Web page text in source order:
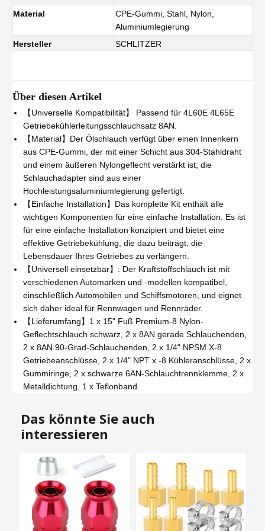
Material
CPE-Gummi, Stahl, Nylon,
Aluminiumlegierung
Hersteller
SCHLITZER
Über diesen Artikel
【Universelle Kompatibilität】 Passend für 4L60E 4L65E
Getriebekühlerleitungsschlauchsatz 8AN.
【Material】Der Ölschlauch verfügt über einen Innenkern
aus CPE-Gummi, der mit einer Schicht aus 304-Stahldraht
und einem äußeren Nylongeflecht verstärkt ist; die
Schlauchadapter sind aus einer
Hochleistungsaluminiumlegierung gefertigt.
【Einfache Installation】Das komplette Kit enthält alle
wichtigen Komponenten für eine einfache Installation. Es ist
für eine einfache Installation konzipiert und bietet eine
effektive Getriebekühlung, die dazu beiträgt, die
Lebensdauer Ihres Getriebes zu verlängern.
【Universell einsetzbar】: Der Kraftstoffschlauch ist mit
verschiedenen Automarken und -modellen kompatibel,
einschließlich Automobilen und Schiffsmotoren, und eignet
sich daher ideal für Rennwagen und Rennräder.
【Lieferumfang】1 x 15" Fuß Premium-8 Nylon-
Geflechtschlauch schwarz, 2 x 8AN gerade Schlauchenden,
2 x 8AN 90-Grad-Schlauchenden, 2 x 1/4" NPSM X-8
Getriebeanschlüsse, 2 x 1/4" NPT x -8 Kühleranschlüsse, 2 x
Gummiringe, 2 x schwarze 6AN-Schlauchtrennklemme, 2 x
Metalldichtung, 1 x Teflonband.
Das könnte Sie auch
interessieren